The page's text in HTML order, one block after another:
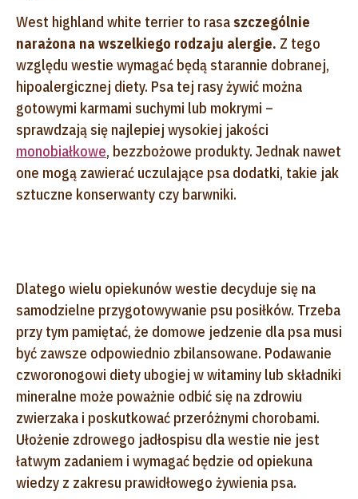
West highland white terrier to rasaszczególnie
narażona na wszelkiego rodzaju alergie. Z tego
względu westie wymagać będą starannie dobranej,
hipoalergicznej diety. Psa tej rasy żywić można
gotowymi karmami suchymi lub mokrymi –
sprawdzają się najlepiej wysokiej jakości
monobiałkowe, bezzbożowe produkty. Jednak nawet
one mogą zawierać uczulające psa dodatki, takie jak
sztuczne konserwanty czy barwniki.
Dlatego wielu opiekunów westie decyduje się na
samodzielne przygotowywanie psu posiłków. Trzeba
przy tym pamiętać, że domowe jedzenie dla psa musi
być zawsze odpowiednio zbilansowane. Podawanie
czworonogowi diety ubogiej w witaminy lub składniki
mineralne może poważnie odbić się na zdrowiu
zwierzaka i poskutkować przeróżnymi chorobami.
Ułożenie zdrowego jadłospisu dla westie nie jest
łatwym zadaniem i wymagać będzie od opiekuna
wiedzy z zakresu prawidłowego żywienia psa.